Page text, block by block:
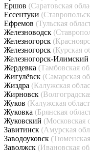
Ершов (Саратовская
Ессентуки
Ефремов (Тульская
Железноводск
Железногорск
Железногорск (Курская
Железногорск-Илимский
Жердевка (Тамбовская
Жигулёвск (Самарская
Жиздра (Калужская
Жирновск
Жуков (Калужская
Жуковка (Брянская
Жуковский (Московская
Завитинск (Амурская
Заводоуковск
Заволжск (Ивановская